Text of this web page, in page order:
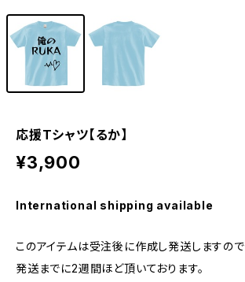
応援Tシャツ【るか】
¥3,900
International shipping available
このアイテムは受注後に作成し発送しますので
発送までに2週間ほど頂いております。